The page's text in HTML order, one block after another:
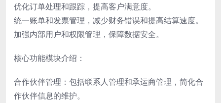
优化订单处理和跟踪，提高客户满意度。
统一账单和发票管理，减少财务错误和提高结算速度。
加强内部用户和权限管理，保障数据安全。
核心功能模块介绍：
合作伙伴管理：包括联系人管理和承运商管理，简化合
作伙伴信息的维护。